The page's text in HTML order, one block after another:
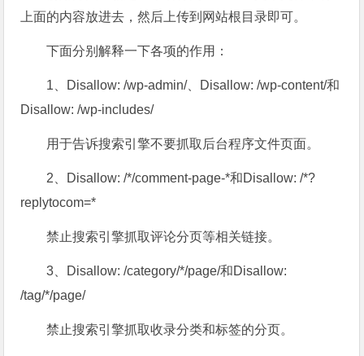
上面的内容放进去，然后上传到网站根目录即可。
下面分别解释一下各项的作用：
1、Disallow: /wp-admin/、Disallow: /wp-content/和
Disallow: /wp-includes/
用于告诉搜索引擎不要抓取后台程序文件页面。
2、Disallow: /*/comment-page-*和Disallow: /*?
replytocom=*
禁止搜索引擎抓取评论分页等相关链接。
3、Disallow: /category/*/page/和Disallow:
/tag/*/page/
禁止搜索引擎抓取收录分类和标签的分页。